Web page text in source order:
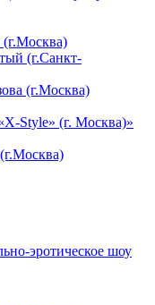
(г.Санкт-
(г.Москва)
Style» (г. Москва)»
эротическое шоу